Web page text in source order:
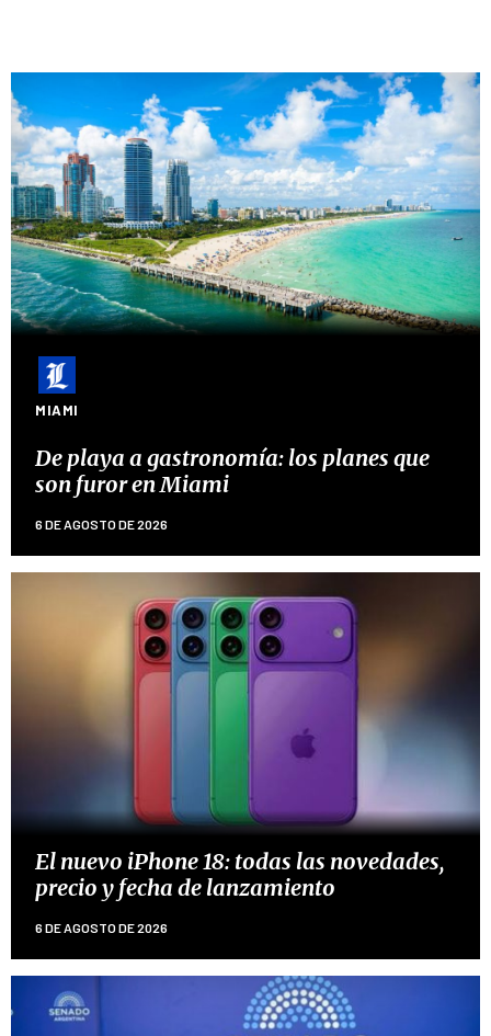
MIAMI
De playa a gastronomía: los planes que
son furor en Miami
6 DE AGOSTO DE 2026
El nuevo iPhone 18: todas las novedades,
precio y fecha de lanzamiento
6 DE AGOSTO DE 2026